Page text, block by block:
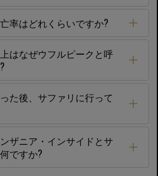
率はどれくらいですか?
はなぜウフルピークと呼
た後、サファリに行って
ザニア・インサイドとサ
ですか?